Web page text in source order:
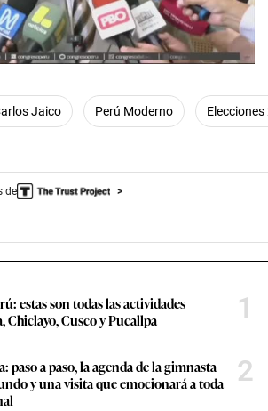
Jaico Perú Moderno
de
estas son todas las actividades
Chiclayo, Cusco y Pucallpa
1
paso a paso, la agenda de la gimnasta
y una visita que emocionará a toda
2